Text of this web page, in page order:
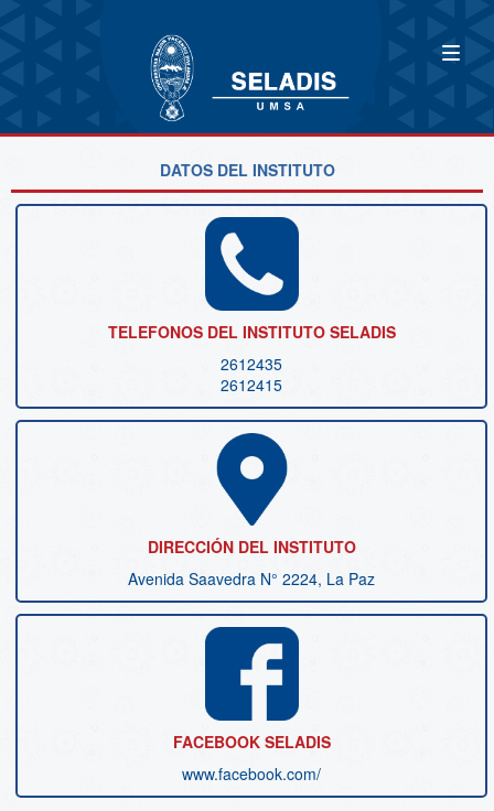
DATOS DEL INSTITUTO
TELEFONOS DEL INSTITUTO SELADIS
2612435
2612415
DIRECCIÓN DEL INSTITUTO
Avenida Saavedra N° 2224, La Paz
FACEBOOK SELADIS
www.facebook.com/